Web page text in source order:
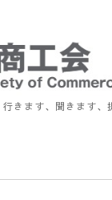
きます、聞きます、